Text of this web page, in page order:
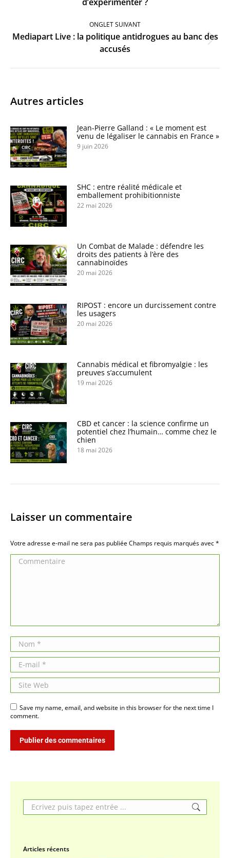
précédent
ONGLET SUIVANT
Onglet
suivant
Mediapart Live : la politique antidrogues au banc des
accusés
Autres articles
Jean-Pierre Galland : « Le moment est
venu de légaliser le cannabis en France »
9 juin 2026
SHC : entre réalité médicale et
emballement prohibitionniste
22 mai 2026
Un Combat de Malade : défendre les
droits des patients à l’ère des
cannabinoïdes
20 mai 2026
RIPOST : encore un durcissement contre
les usagers
20 mai 2026
Cannabis médical et fibromyalgie : les
preuves s’accumulent
19 mai 2026
CBD et cancer : la science confirme un
potentiel chez l’humain… comme chez le
chien
18 mai 2026
Laisser un commentaire
Votre adresse e-mail ne sera pas publiée Champs requis marqués avec*
Commentaire
Nom *
E-mail *
Site Web
Save my name, email, and website in this browser for the next time I
comment.
Publier des commentaires
Search:
Articles récents